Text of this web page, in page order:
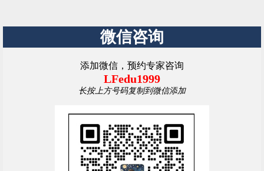
微信咨询
添加微信，预约专家咨询
LFedu1999
长按上方号码复制到微信添加